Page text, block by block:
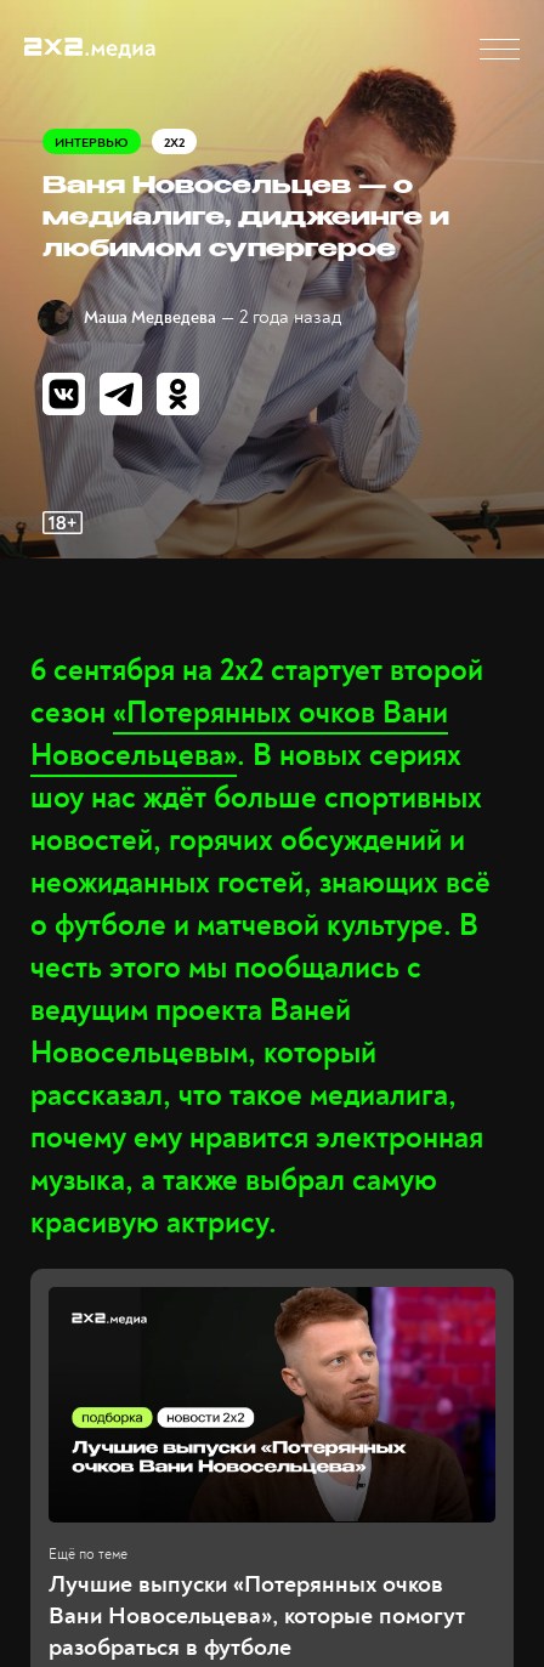
ИНТЕРВЬЮ 2X2
Ваня Новосельцев — о
медиалиге, диджеинге и
любимом супергерое
Маша Медведева — 2 года назад
6 сентября на 2х2 стартует второй
сезон «Потерянных очков Вани
Новосельцева». В новых сериях
шоу нас ждёт больше спортивных
новостей, горячих обсуждений и
неожиданных гостей, знающих всё
о футболе и матчевой культуре. В
честь этого мы пообщались с
ведущим проекта Ваней
Новосельцевым, который
рассказал, что такое медиалига,
почему ему нравится электронная
музыка, а также выбрал самую
красивую актрису.
Лучшие выпуски «Потерянных очков
Вани Новосельцева», которые помогут
разобраться в футболе